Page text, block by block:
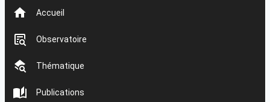
Accueil
Observatoire
Thématique
Publications